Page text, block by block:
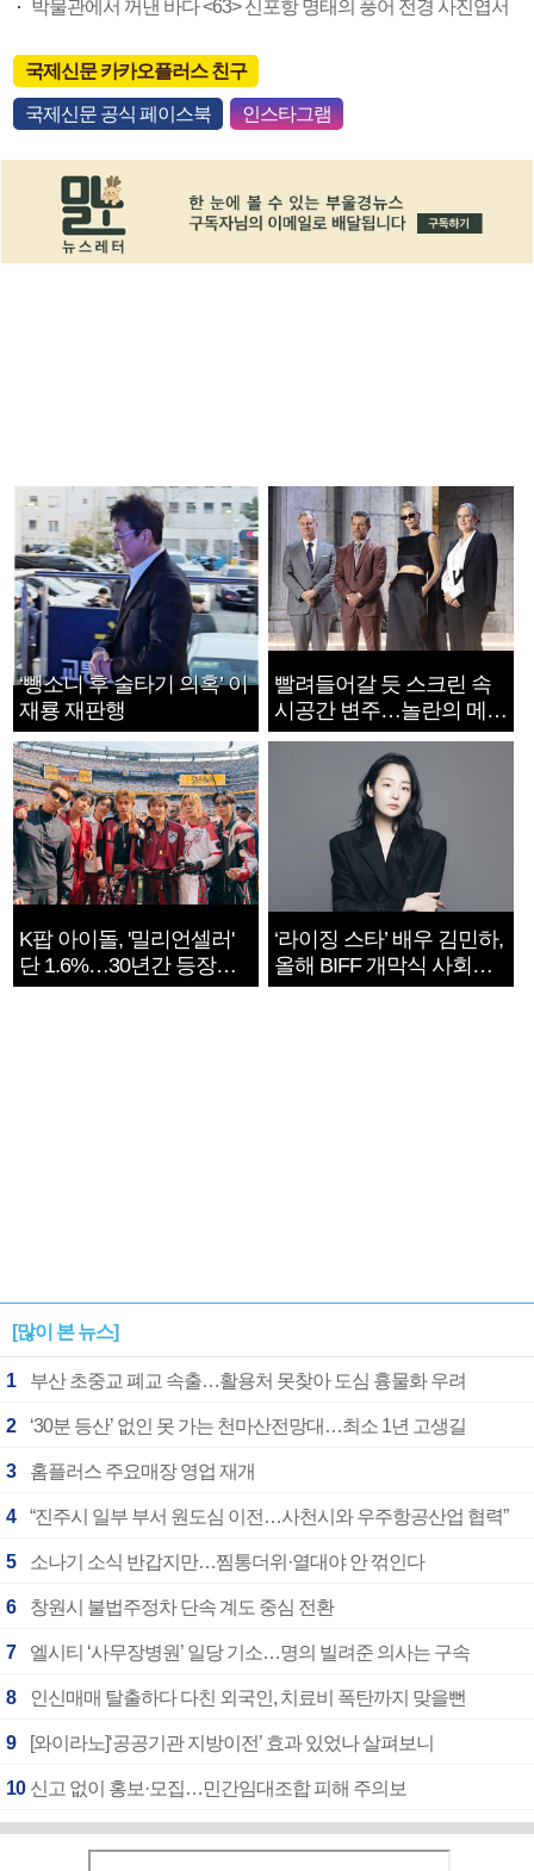
박물관에서 꺼낸 바다 <63> 신포항 명태의 풍어 전경 사진엽서
국제신문 카카오플러스 친구
국제신문 공식 페이스북 인스타그램
‘뺑소니 후 술타기 의혹’ 이
재룡 재판행
빨려들어갈 듯 스크린 속
시공간 변주…놀란의 메시
지는 ‘전쟁 속죄’
K팝 아이돌, '밀리언셀러'
단 1.6%…30년간 등장
1182개팀 전수조사
‘라이징 스타’ 배우 김민하,
올해 BIFF 개막식 사회자
확정
[많이 본 뉴스]
1 부산 초중교 폐교 속출…활용처 못찾아 도심 흉물화 우려
2 ‘30분 등산’ 없인 못 가는 천마산전망대…최소 1년 고생길
3 홈플러스 주요매장 영업 재개
4 “진주시 일부 부서 원도심 이전…사천시와 우주항공산업 협력”
5 소나기 소식 반갑지만…찜통더위·열대야 안 꺾인다
6 창원시 불법주정차 단속 계도 중심 전환
7 엘시티 ‘사무장병원’ 일당 기소…명의 빌려준 의사는 구속
8 인신매매 탈출하다 다친 외국인, 치료비 폭탄까지 맞을뻔
9 [와이라노]‘공공기관 지방이전’ 효과 있었나 살펴보니
10 신고 없이 홍보·모집…민간임대조합 피해 주의보